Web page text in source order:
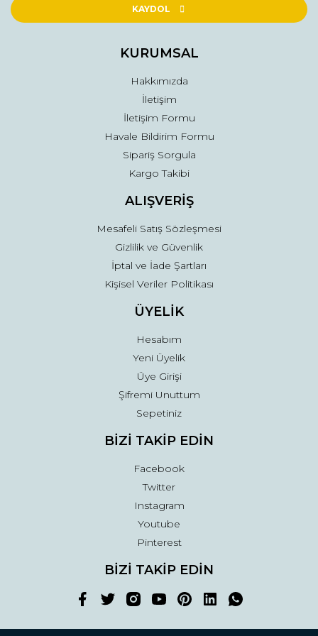
Ürün açıklamasında eksik bilgiler bulunuyor.
Ürün fiyatı diğer sitelerden daha pahalı.
Gönder
KAYDOL
KURUMSAL
Hakkımızda
İletişim
İletişim Formu
Havale Bildirim Formu
Sipariş Sorgula
Kargo Takibi
ALIŞVERİŞ
Mesafeli Satış Sözleşmesi
Gizlilik ve Güvenlik
İptal ve İade Şartları
Kişisel Veriler Politikası
ÜYELİK
Hesabım
Yeni Üyelik
Üye Girişi
Şifremi Unuttum
Sepetiniz
BİZİ TAKİP EDİN
Facebook
Twitter
Instagram
Youtube
Pinterest
BİZİ TAKİP EDİN